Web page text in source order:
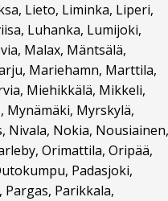
Lieto, Liminka, Liperi,
Luhanka, Lumijoki,
Malax, Mäntsälä,
Mariehamn, Marttila,
Miehikkälä, Mikkeli,
Mynämäki, Myrskylä,
Nivala, Nokia, Nousiainen,
Orimattila, Oripää,
Padasjoki,
Pargas, Parikkala,